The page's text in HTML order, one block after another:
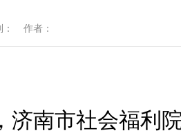
作者：
济南市社会福利